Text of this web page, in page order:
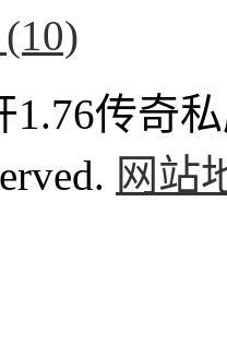
(10)
1.76传奇
网站